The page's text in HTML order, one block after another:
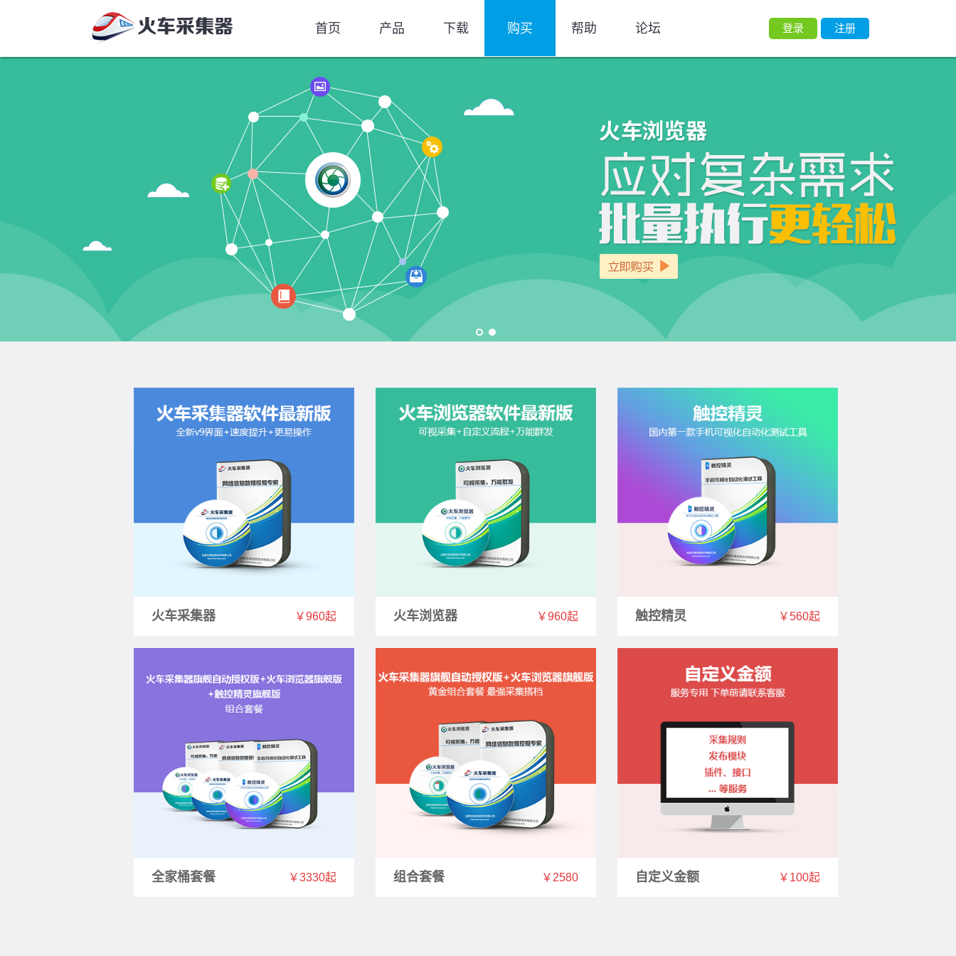
首页 产品 下载 购买 帮助 论坛 注册
登录
火车采集器 ￥960起 火车浏览器 ￥960起 触控精灵 ￥560起
全家桶套餐 ￥3330起 组合套餐 ￥2580 自定义金额 ￥100起